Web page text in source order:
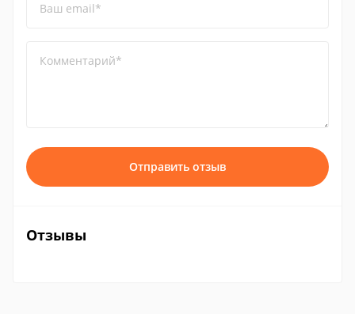
Ваш email*
Комментарий*
Отправить отзыв
Отзывы